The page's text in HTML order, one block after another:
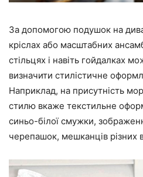
За допомогою подушок на
кріслах або масштабних
стільцях і навіть гойдалках
визначити стилістичне
Наприклад, на присутність
стилю вкаже текстильне
синьо-білої смужки,
черепашок, мешканців різних